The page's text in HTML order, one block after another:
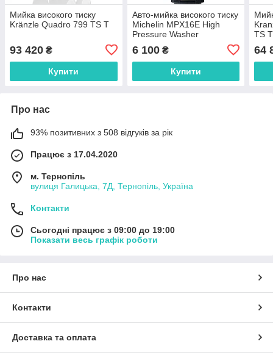
Мийка високого тиску
Kränzle Quadro 799 TS T
93 420 ₴
Купити
Авто-мийка високого тиску
Michelin MPX16E High
Pressure Washer
6 100₴
Купити
TS T
64
Про нас
93% позитивних з 508 відгуків за рік
Працює з 17.04.2020
м. Тернопіль
вулиця Галицька, 7Д, Тернопіль, Україна
Контакти
Сьогодні працює з 09:00 до 19:00
Показати весь графік роботи
Про нас
Контакти
Доставка та оплата